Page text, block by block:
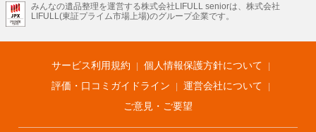
LIFULL HOME'Sのサービス
不動産・住宅
不動産査定 マンション専門売却査定 不動産投資 アドバイザー
不動産アーカイブ
空き家バンク 家賃相場 不動産会社
不動産用語集 住まいのお役立ち情報
LIFULL HOME'S PRESS
不動産転職
みんなの遺品整理を運営する株式会社LIFULL seniorは、株式会社
LIFULL(東証プライム市場上場)のグループ企業です。
サービス利用規約
個人情報保護方針について
評価・口コミガイドライン
運営会社について
ご意見・ご要望